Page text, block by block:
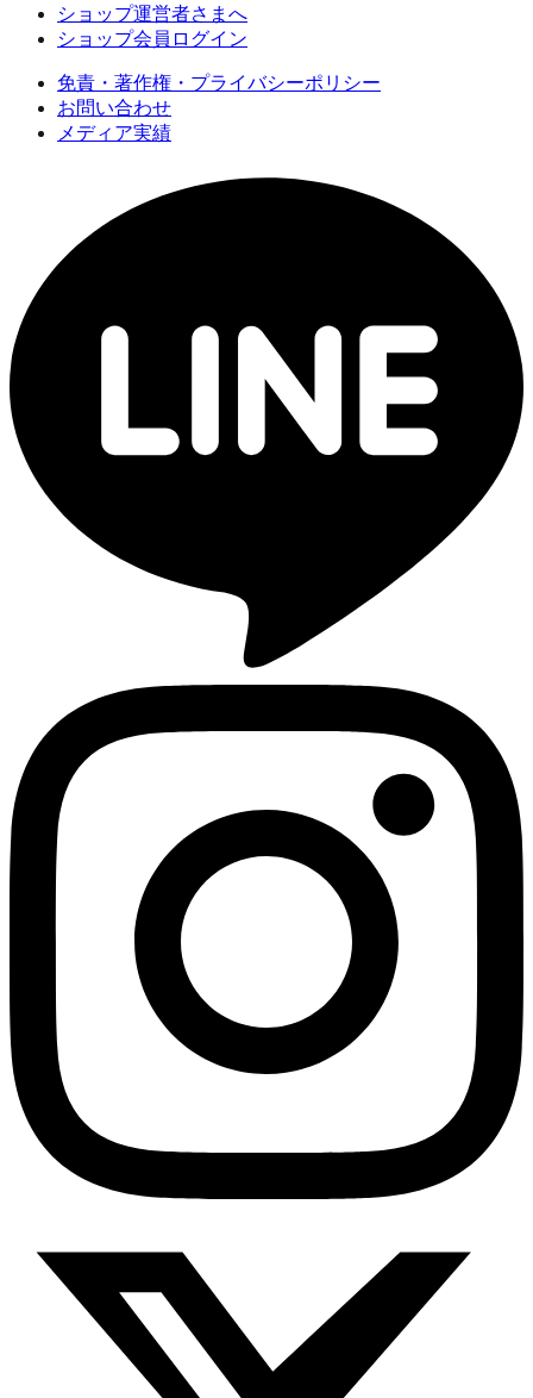
ショップ運営者さまへ
ショップ会員ログイン
免責・著作権・プライバシーポリシー
お問い合わせ
メディア実績